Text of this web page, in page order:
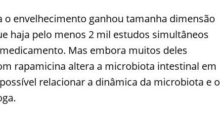
o envelhecimento ganhou tamanha dimensão
haja pelo menos 2 mil estudos simultâneos
Mas embora muitos deles
rapamicina altera a microbiota intestinal em
relacionar a dinâmica da microbiota e o